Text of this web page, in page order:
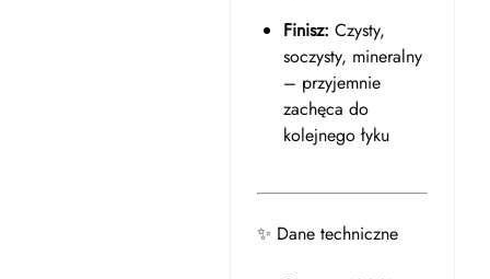
Finisz: Czysty,
soczysty, mineralny
– przyjemnie
zachęca do
kolejnego łyku
✨ Dane techniczne